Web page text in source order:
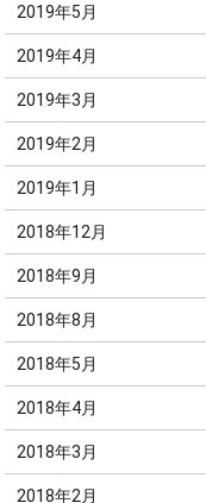
2019年5月
2019年4月
2019年3月
2019年2月
2019年1月
2018年12月
2018年9月
2018年8月
2018年5月
2018年4月
2018年3月
2018年2月